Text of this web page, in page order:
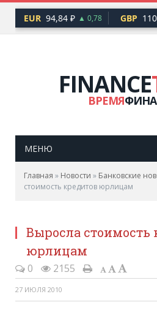
EUR 94,84 ₽ ▲ 0,78 GBP
FINANCE
ВРЕМЯ
МЕНЮ
Главная » Новости » Банковские
стоимость кредитов юрлицам
Выросла стоимость
юрлицам
0 2155
27 ИЮЛЯ 2010